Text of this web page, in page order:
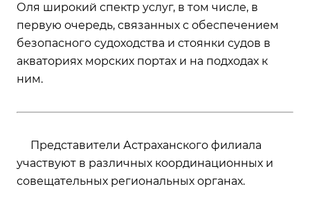
Оля широкий спектр услуг, в том числе, в
первую очередь, связанных с обеспечением
безопасного судоходства и стоянки судов в
акваториях морских портах и на подходах к
ним.
Представители Астраханского филиала
участвуют в различных координационных и
совещательных региональных органах.